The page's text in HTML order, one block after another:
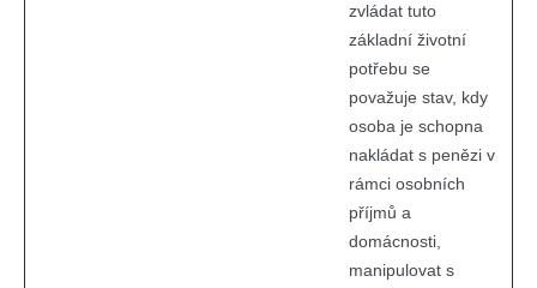
zvládat tuto
základní životní
potřebu se
považuje stav, kdy
osoba je schopna
nakládat s penězi v
rámci osobních
příjmů a
domácnosti,
manipulovat s